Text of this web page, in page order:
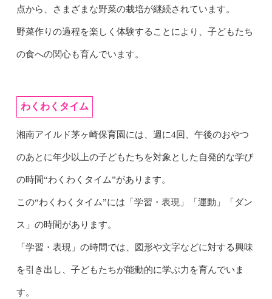
点から、さまざまな野菜の栽培が継続されています。
野菜作りの過程を楽しく体験することにより、子どもたち
の食への関心も育んでいます。
わくわくタイム
湘南アイルド茅ヶ崎保育園には、週に4回、午後のおやつ
のあとに年少以上の子どもたちを対象とした自発的な学び
の時間“わくわくタイム”があります。
この“わくわくタイム”には「学習・表現」「運動」「ダン
ス」の時間があります。
「 学習・表現」の時間では、図形や文字などに対する興味
を引き出し、子どもたちが能動的に学ぶ力を育んでいま
す。